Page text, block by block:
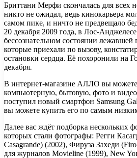
Бриттани Мерфи скончалась для всех
никто не ожидал, ведь кинокарьера
самом пике, и ничто не предвещало
20 декабря 2009 года, в Лос-
бессознательном состоянии
которые приехали по вызову,
остановки сердца. Её похоронили на
декабря.
В интернет-магазине АЛЛО вы
компьютерную, бытовую, фото и
поступил новый смартфон Samsung
вы можете купить его по самым
Далее вас ждёт подборка нескольких
которых стали фотографы: Регги
Casagrande) (2002), Фируза Захеди
для журналов Movieline (1999), New